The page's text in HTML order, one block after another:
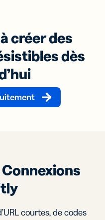
créer des
dès
courtes, de codes